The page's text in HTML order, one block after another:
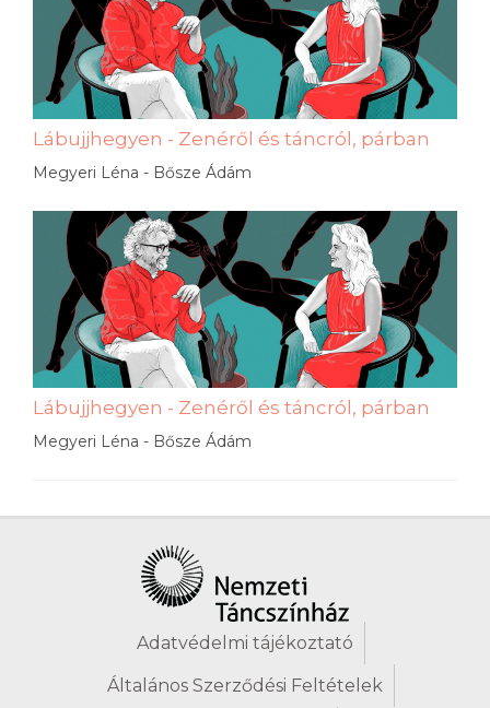
Lábujjhegyen - Zenéről és táncról, párban
Megyeri Léna - Bősze Ádám
Lábujjhegyen - Zenéről és táncról, párban
Megyeri Léna - Bősze Ádám
Adatvédelmi tájékoztató
Általános Szerződési Feltételek